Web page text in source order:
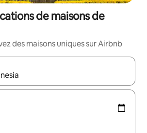
de maisons de
des maisons uniques sur Airbnb
s'affichent, utilisez les flèches vers le